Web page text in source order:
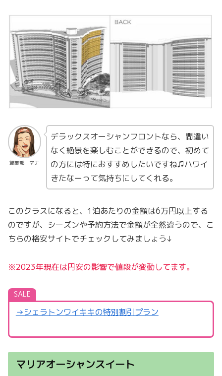
編集部：マナ
デラックスオーシャンフロントなら、間違い
なく絶景を楽しむことができるので、初めて
の方には特におすすめしたいですね♫ハワイ
きたなーって気持ちにしてくれる。
このクラスになると、1泊あたりの金額は6万円以上する
のですが、シーズンや予約方法で金額が全然違うので、こ
ちらの格安サイトでチェックしてみましょう↓
※2023年現在は円安の影響で値段が変動してます。
SALE
→シェラトンワイキキの特別割引プラン
マリアオーシャンスイート